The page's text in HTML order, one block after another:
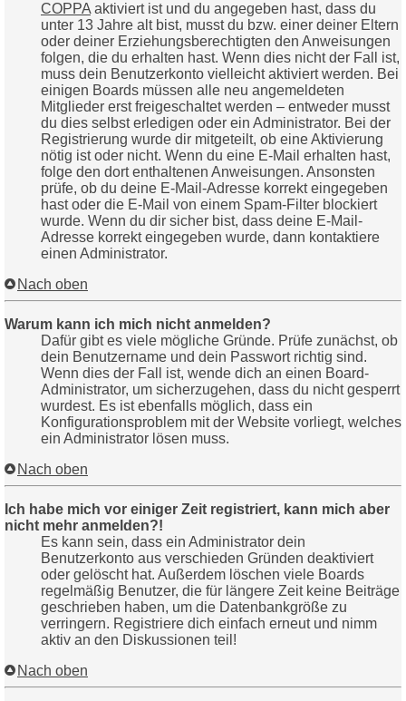
COPPA aktiviert ist und du angegeben hast, dass du
unter 13 Jahre alt bist, musst du bzw. einer deiner Eltern
oder deiner Erziehungsberechtigten den Anweisungen
folgen, die du erhalten hast. Wenn dies nicht der Fall ist,
muss dein Benutzerkonto vielleicht aktiviert werden. Bei
einigen Boards müssen alle neu angemeldeten
Mitglieder erst freigeschaltet werden – entweder musst
du dies selbst erledigen oder ein Administrator. Bei der
Registrierung wurde dir mitgeteilt, ob eine Aktivierung
nötig ist oder nicht. Wenn du eine E-Mail erhalten hast,
folge den dort enthaltenen Anweisungen. Ansonsten
prüfe, ob du deine E-Mail-Adresse korrekt eingegeben
hast oder die E-Mail von einem Spam-Filter blockiert
wurde. Wenn du dir sicher bist, dass deine E-Mail-
Adresse korrekt eingegeben wurde, dann kontaktiere
einen Administrator.
Nach oben
Warum kann ich mich nicht anmelden?
Dafür gibt es viele mögliche Gründe. Prüfe zunächst, ob
dein Benutzername und dein Passwort richtig sind.
Wenn dies der Fall ist, wende dich an einen Board-
Administrator, um sicherzugehen, dass du nicht gesperrt
wurdest. Es ist ebenfalls möglich, dass ein
Konfigurationsproblem mit der Website vorliegt, welches
ein Administrator lösen muss.
Nach oben
Ich habe mich vor einiger Zeit registriert, kann mich aber
nicht mehr anmelden?!
Es kann sein, dass ein Administrator dein
Benutzerkonto aus verschieden Gründen deaktiviert
oder gelöscht hat. Außerdem löschen viele Boards
regelmäßig Benutzer, die für längere Zeit keine Beiträge
geschrieben haben, um die Datenbankgröße zu
verringern. Registriere dich einfach erneut und nimm
aktiv an den Diskussionen teil!
Nach oben